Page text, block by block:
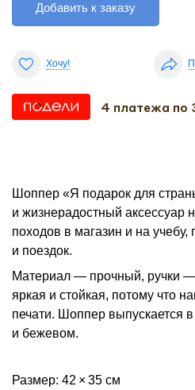
Добавить к заказу
Хочу!
4 платежа по
Шоппер «Я подарок для
и жизнерадостный аксессуар
походов в магазин и на учебу,
и поездок.
Материал — прочный, ручки
яркая и стойкая, потому что
печати. Шоппер выпускается
и бежевом.
Размер: 42 × 35 см